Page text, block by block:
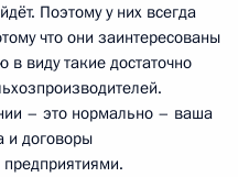
Поэтому у них всегда
что они заинтересованы
виду такие достаточно
– это нормально – ваша
и договоры